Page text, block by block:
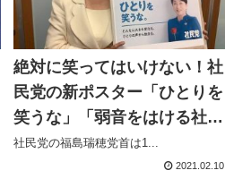
絶対に笑ってはいけない！社
民党の新ポスター「ひとりを
笑うな」「弱音をはける社会
へ」ほぼソロ活動の福島みず
社民党の福島瑞穂党首は1...
2021.02.10